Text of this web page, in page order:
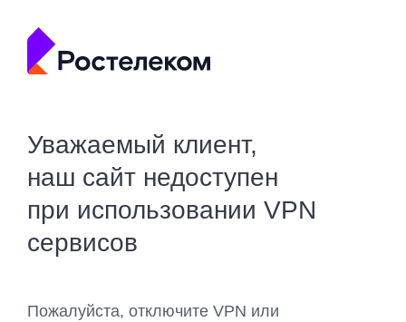
Уважаемый клиент,
наш сайт недоступен
при использовании VPN
сервисов
Пожалуйста, отключите VPN или